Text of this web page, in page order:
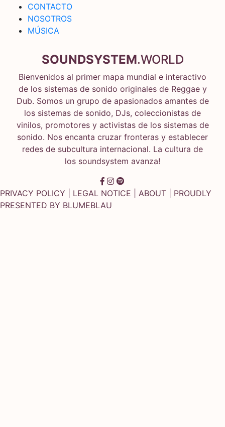
CONTACTO
NOSOTROS
MÚSICA
SOUNDSYSTEM.WORLD
Bienvenidos al primer mapa mundial e interactivo
de los sistemas de sonido originales de Reggae y
Dub. Somos un grupo de apasionados amantes de
los sistemas de sonido, DJs, coleccionistas de
vinilos, promotores y activistas de los sistemas de
sonido. Nos encanta cruzar fronteras y establecer
redes de subcultura internacional. La cultura de
los soundsystem avanza!
PRIVACY POLICY LEGAL NOTICE ABOUT | PROUDLY
PRESENTED BY BLUMEBLAU